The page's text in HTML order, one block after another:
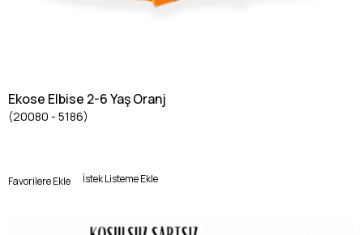
Ekose Elbise 2-6 Yaş Oranj
(20080 - 5186)
Favorilere Ekle İstek Listeme Ekle